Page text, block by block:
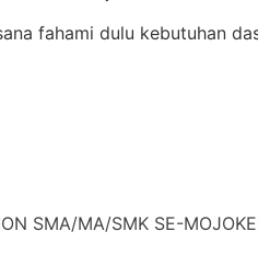
fahami dulu kebutuhan
SMA/MA/SMK SE-